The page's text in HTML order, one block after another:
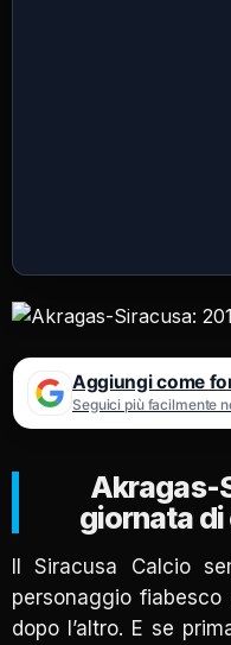
Aggiungi come
Seguici più facilmente
Akragas-
giornata di
Il Siracusa Calcio
personaggio
dopo l’altro. E se